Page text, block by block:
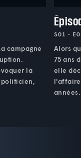
campagne
la
S01 •
Alors
75 ans
elle
l'affaire
années.